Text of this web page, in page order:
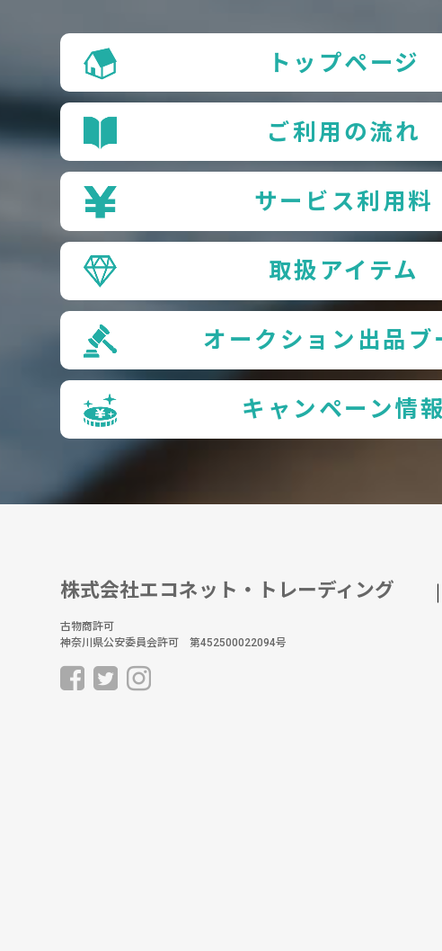
トップページ
ご利用の流れ
サービス利用料
取扱アイテム
オークション出品ブ
キャンペーン情報
株式会社エコネット・トレーディング
古物商許可
神奈川県公安委員会許可 第452500022094号